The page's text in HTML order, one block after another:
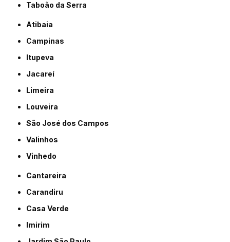
Taboão da Serra
Atibaia
Campinas
Itupeva
Jacareí
Limeira
Louveira
São José dos Campos
Valinhos
Vinhedo
Cantareira
Carandiru
Casa Verde
Imirim